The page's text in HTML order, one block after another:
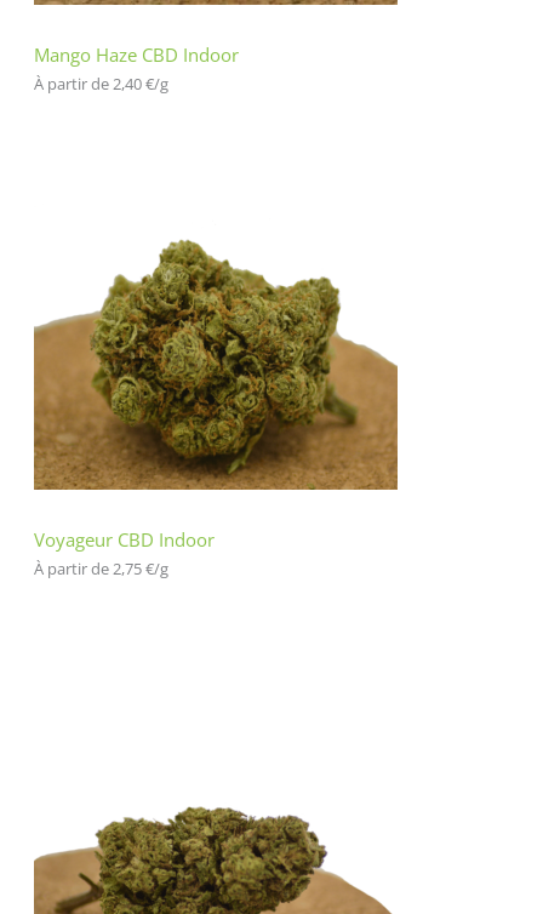
Mango Haze CBD Indoor
À partir de 2,40€/g
Voyageur CBD Indoor
À partir de 2,75€/g